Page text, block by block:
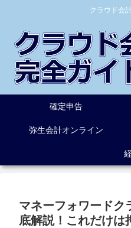
クラウド会
確定申告
弥生会計オンライン
マネーフォワードク
底解説！これだけは